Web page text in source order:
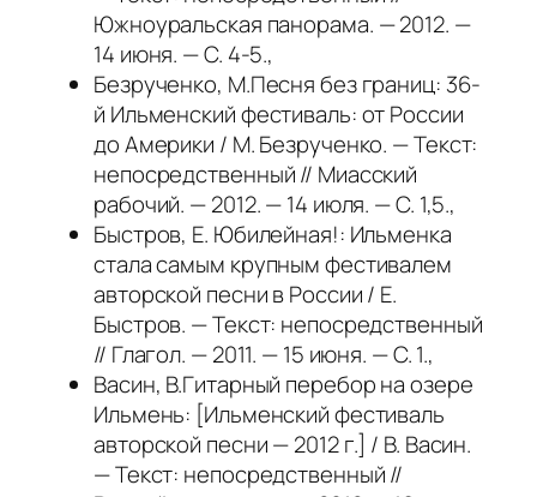
Южноуральская панорама. — 2012. —
14 июня. — С. 4-5.,
Безрученко, М.Песня без границ: 36-
й Ильменский фестиваль: от России
до Америки / М. Безрученко. — Текст:
непосредственный // Миасский
рабочий. — 2012. — 14 июля. — С. 1,5.,
Быстров, Е. Юбилейная!: Ильменка
стала самым крупным фестивалем
авторской песни в России / Е.
Быстров. — Текст: непосредственный
// Глагол. — 2011. — 15 июня. — С. 1.,
Васин, В.Гитарный перебор на озере
Ильмень: [Ильменский фестиваль
авторской песни — 2012 г.] / В. Васин.
— Текст: непосредственный //